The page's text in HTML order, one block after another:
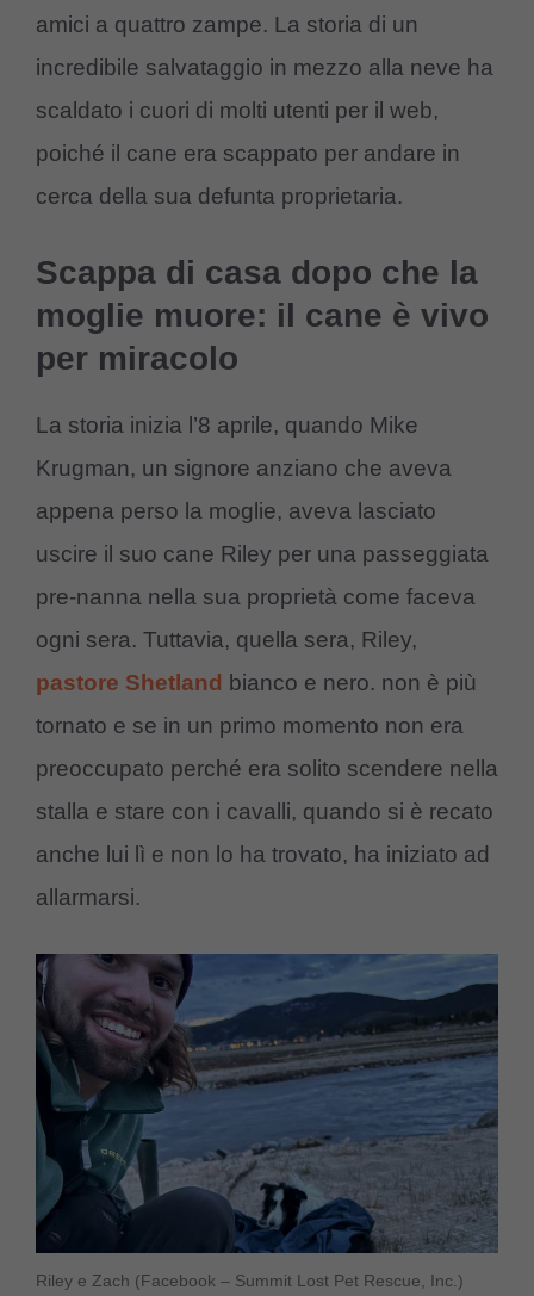
amici a quattro zampe. La storia di un
incredibile salvataggio in mezzo alla neve ha
scaldato i cuori di molti utenti per il web,
poiché il cane era scappato per andare in
cerca della sua defunta proprietaria.
Scappa di casa dopo che la
moglie muore: il cane è vivo
per miracolo
La storia inizia l’8 aprile, quando Mike
Krugman, un signore anziano che aveva
appena perso la moglie, aveva lasciato
uscire il suo cane Riley per una passeggiata
pre-nanna nella sua proprietà come faceva
ogni sera. Tuttavia, quella sera, Riley,
pastore Shetland bianco e nero. non è più
tornato e se in un primo momento non era
preoccupato perché era solito scendere nella
stalla e stare con i cavalli, quando si è recato
anche lui lì e non lo ha trovato, ha iniziato ad
allarmarsi.
Riley e Zach (Facebook – Summit Lost Pet Rescue, Inc.)